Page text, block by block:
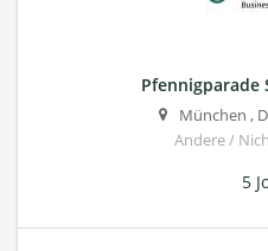
Pfennigparade
München ,
Andere /
5